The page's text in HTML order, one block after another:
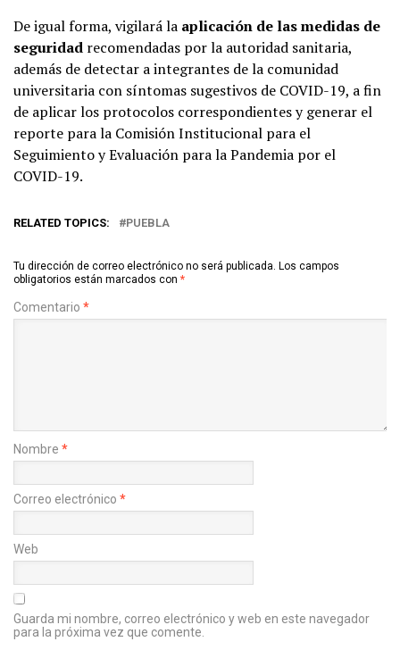
De igual forma, vigilará la aplicación de las medidas de
seguridad recomendadas por la autoridad sanitaria,
además de detectar a integrantes de la comunidad
universitaria con síntomas sugestivos de COVID-19, a fin
de aplicar los protocolos correspondientes y generar el
reporte para la Comisión Institucional para el
Seguimiento y Evaluación para la Pandemia por el
COVID-19.
RELATED TOPICS: PUEBLA
Tu dirección de correo electrónico no será publicada. Los campos
obligatorios están marcados con *
Comentario *
Nombre *
Correo electrónico *
Web
Guarda mi nombre, correo electrónico y web en este navegador
para la próxima vez que comente.